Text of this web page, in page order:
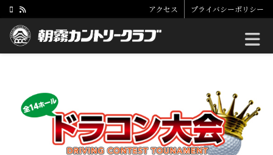
アクセス プライバシーポリシー